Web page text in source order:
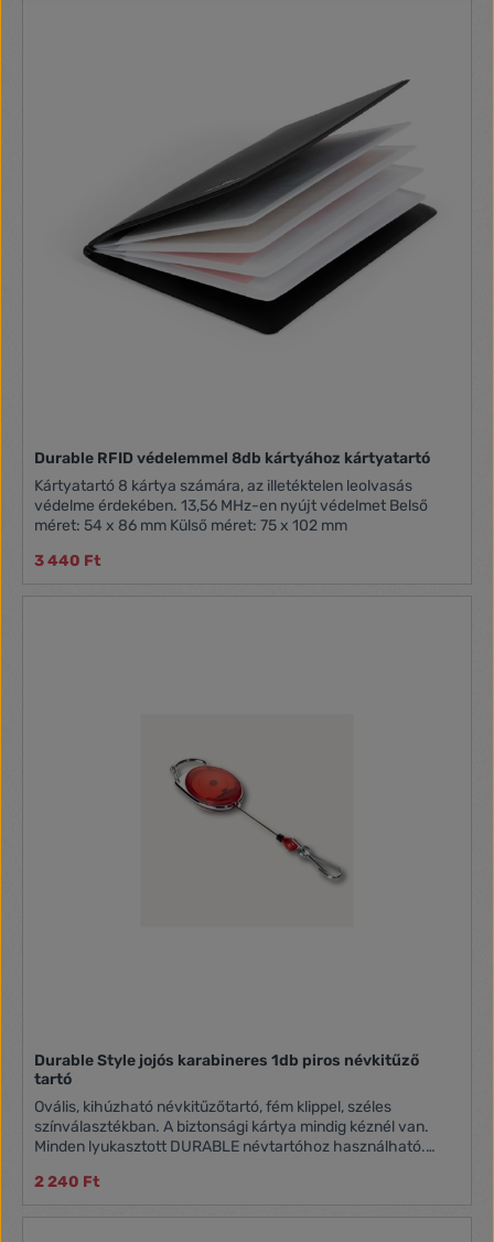
Durable RFID védelemmel 8db kártyához kártyatartó
Kártyatartó 8 kártya számára, az illetéktelen leolvasás
védelme érdekében. 13,56 MHz-en nyújt védelmet Belső
méret: 54 x 86 mm Külső méret: 75 x 102 mm
3 440 Ft
Durable Style jojós karabineres 1db piros névkitűző
tartó
Ovális, kihúzható névkitűzőtartó, fém klippel, széles
színválasztékban. A biztonsági kártya mindig kéznél van.
Minden lyukasztott DURABLE névtartóhoz használható.
2 240 Ft